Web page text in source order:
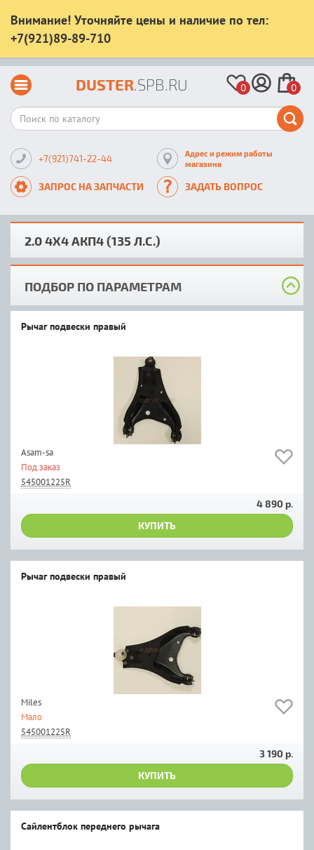
Внимание! Уточняйте цены и наличие по тел:
+7(921)89-89-710
DUSTER.SPB.RU 0 0
+7(921)741-22-44
Адрес и режим работы
магазина
ЗАПРОС НА ЗАПЧАСТИ ЗАДАТЬ ВОПРОС
2.0 4X4 АКП4 (135 Л.С.)
ПОДБОР ПО ПАРАМЕТРАМ
Рычаг подвески правый
Asam-sa
Под заказ
545001225R
4 890 р.
КУПИТЬ
Рычаг подвески правый
Miles
Мало
545001225R
3 190 р.
КУПИТЬ
Сайлентблок переднего рычага